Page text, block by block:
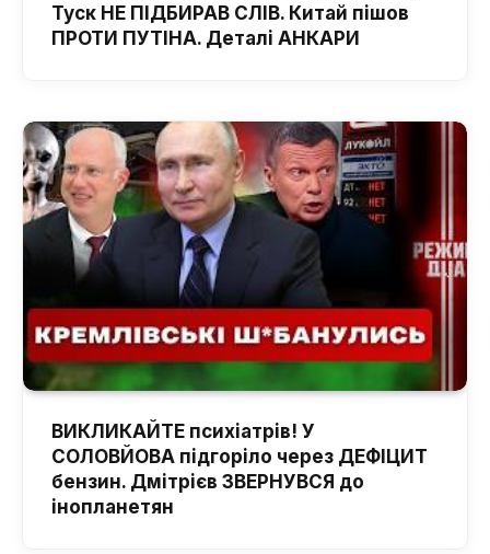
Туск НЕ ПІДБИРАВ СЛІВ. Китай пішов
ПРОТИ ПУТІНА. Деталі АНКАРИ
ВИКЛИКАЙТЕ психіатрів! У
СОЛОВЙОВА підгоріло через ДЕФІЦИТ
бензин. Дмітрієв ЗВЕРНУВСЯ до
інопланетян